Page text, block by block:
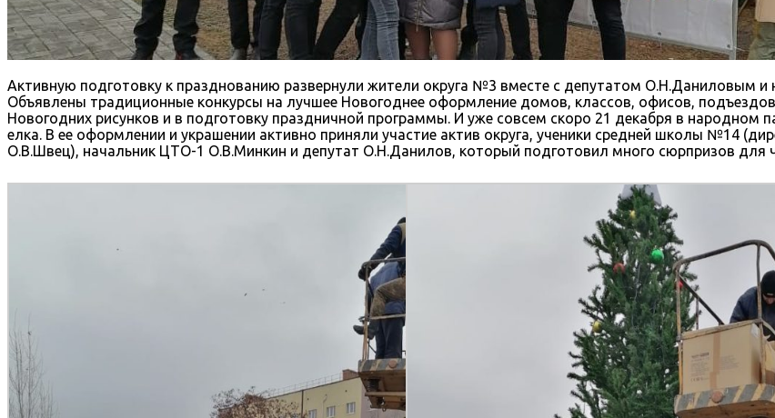
Активную подготовку к празднованию развернули жители округа №3 вместе с депутатом
Объявлены традиционные конкурсы на лучшее Новогоднее оформление домов, классов, офисов,
Новогодних рисунков и в подготовку праздничной программы. И уже совсем скоро 21 декабря в народном
елка. В ее оформлении и украшении активно приняли участие актив округа, ученики средней школы №14
О.В.Швец), начальник ЦТО-1 О.В.Минкин и депутат О.Н.Данилов, который подготовил много сюрпризов для